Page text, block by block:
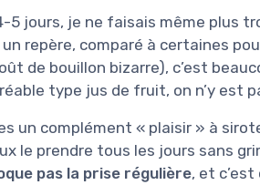
5 jours, je ne faisais même plus
repère, comparé à certaines
de bouillon bizarre), c’est
type jus de fruit, on n’y est
un complément « plaisir » à
le prendre tous les jours sans
pas la prise régulière, et